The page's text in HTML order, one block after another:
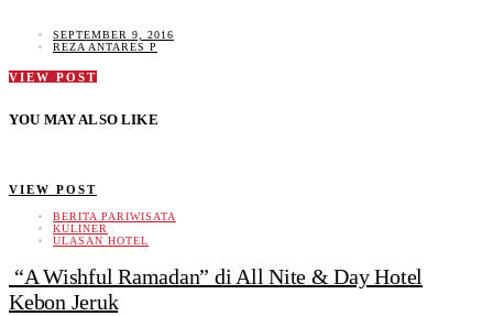
SEPTEMBER 9, 2016
REZA ANTARES P
VIEW POST
YOU MAY ALSO LIKE
VIEW POST
BERITA PARIWISATA
KULINER
ULASAN HOTEL
“A Wishful Ramadan” di All Nite & Day Hotel
Kebon Jeruk